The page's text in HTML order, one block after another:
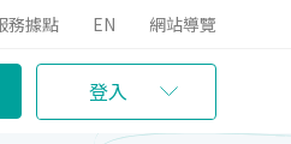
務據點 EN 網站導覽
登入